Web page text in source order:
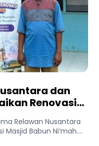
dan
Renovasi
Relawan Nusantara
Babun Ni’mah.